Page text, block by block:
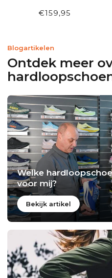
€159,95
Blogartikelen
Ontdek meer
Welke
voor mij?
Bekijk artikel